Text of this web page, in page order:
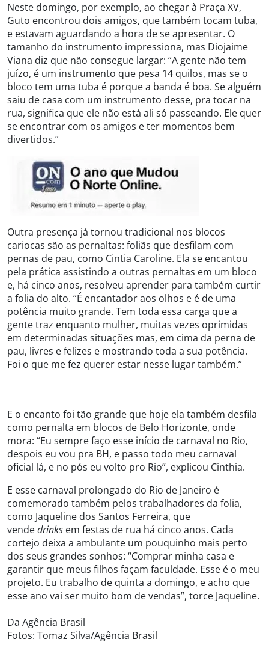
Neste domingo, por exemplo, ao chegar à Praça XV,
Guto encontrou dois amigos, que também tocam tuba,
e estavam aguardando a hora de se apresentar. O
tamanho do instrumento impressiona, mas Diojaime
Viana diz que não consegue largar: “A gente não tem
juízo, é um instrumento que pesa 14 quilos, mas se o
bloco tem uma tuba é porque a banda é boa. Se alguém
saiu de casa com um instrumento desse, pra tocar na
rua, significa que ele não está ali só passeando. Ele quer
se encontrar com os amigos e ter momentos bem
divertidos.”
Outra presença já tornou tradicional nos blocos
cariocas são as pernaltas: foliãs que desfilam com
pernas de pau, como Cintia Caroline. Ela se encantou
pela prática assistindo a outras pernaltas em um bloco
e, há cinco anos, resolveu aprender para também curtir
a folia do alto. “É encantador aos olhos e é de uma
potência muito grande. Tem toda essa carga que a
gente traz enquanto mulher, muitas vezes oprimidas
em determinadas situações mas, em cima da perna de
pau, livres e felizes e mostrando toda a sua potência.
Foi o que me fez querer estar nesse lugar também.”
E o encanto foi tão grande que hoje ela também desfila
como pernalta em blocos de Belo Horizonte, onde
mora: “Eu sempre faço esse início de carnaval no Rio,
despois eu vou pra BH, e passo todo meu carnaval
oficial lá, e no pós eu volto pro Rio”, explicou Cinthia.
E esse carnaval prolongado do Rio de Janeiro é
comemorado também pelos trabalhadores da folia,
como Jaqueline dos Santos Ferreira, que
vendedrinks em festas de rua há cinco anos. Cada
cortejo deixa a ambulante um pouquinho mais perto
dos seus grandes sonhos: “Comprar minha casa e
garantir que meus filhos façam faculdade. Esse é o meu
projeto. Eu trabalho de quinta a domingo, e acho que
esse ano vai ser muito bom de vendas”, torce Jaqueline.
Da Agência Brasil
Fotos: Tomaz Silva/Agência Brasil